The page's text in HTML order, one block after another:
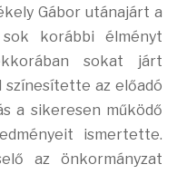
Gábor utánajárt a
korábbi élményt
sokat járt
színesítette az előadó
a sikeresen működő
ismertette.
az önkormányzat